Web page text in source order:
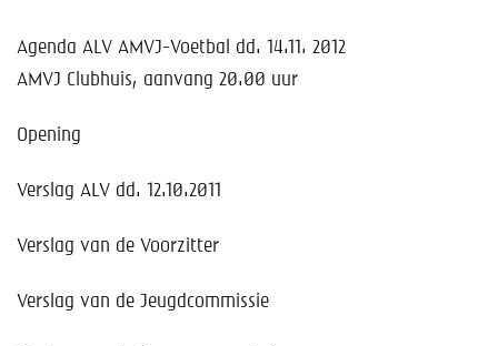
Toekomst
Kalender
Help mee!
Shop
Lid worden
Agenda ALV AMVJ-Voetbal dd. 14.11. 2012
AMVJ Clubhuis, aanvang 20.00 uur
Opening
Verslag ALV dd. 12.10.2011
Verslag van de Voorzitter
Verslag van de Jeugdcommissie